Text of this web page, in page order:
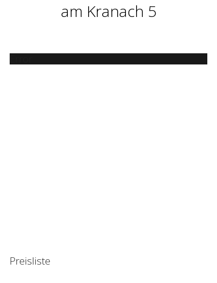
am Kranach 5
Preisliste